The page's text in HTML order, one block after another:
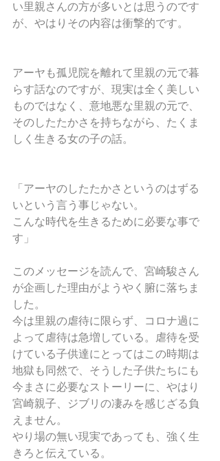
い里親さんの方が多いとは思うのです
が、やはりその内容は衝撃的です。
アーヤも孤児院を離れて里親の元で暮
らす話なのですが、現実は全く美しい
ものではなく、意地悪な里親の元で、
そのしたたかさを持ちながら、たくま
しく生きる女の子の話。
「アーヤのしたたかさというのはずる
いという言う事じゃない。
こんな時代を生きるために必要な事で
す」
このメッセージを読んで、宮崎駿さん
が企画した理由がようやく腑に落ちま
した。
今は里親の虐待に限らず、コロナ過に
よって虐待は急増している。虐待を受
けている子供達にとってはこの時期は
地獄も同然で、そうした子供たちにも
今まさに必要なストーリーに、やはり
宮崎親子、ジブリの凄みを感じざる負
えません。
やり場の無い現実であっても、強く生
きろと伝えている。